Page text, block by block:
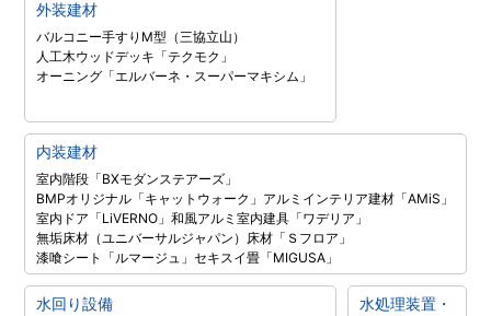
外装建材
バルコニー手すりM型（三協立山）
人工木ウッドデッキ「テクモク」
オーニング「エルバーネ・スーパーマキシム」
内装建材
室内階段「BXモダンステアーズ」
BMPオリジナル「キャットウォーク」 アルミインテリア建材「AMiS」
室内ドア「LiVERNO」和風アルミ室内建具「ワデリア」
無垢床材（ユニバーサルジャパン） 床材「Ｓフロア」
漆喰シート「ルマージュ」セキスイ畳「MIGUSA」
水回り設備
水処理装置・